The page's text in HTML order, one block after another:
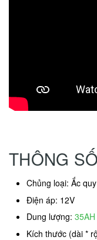
THÔNG
Chủng loại: Ắc
Điện áp: 12V
Dung lượng: 35AH
Kích thước (dài *